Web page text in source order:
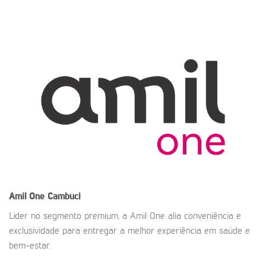
Amil One Cambuci
Líder no segmento premium, a Amil One alia conveniência e
exclusividade para entregar a melhor experiência em saúde e
bem-estar.